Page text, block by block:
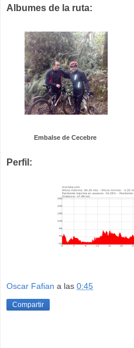
Albumes de la ruta:
Embalse de Cecebre
Perfil:
Oscar Fafian a las 0:45
Compartir